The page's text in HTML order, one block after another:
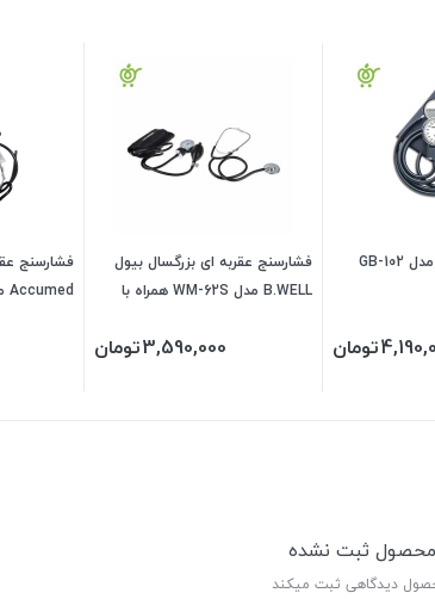
فشارسنج عقربه ای مدل GB-102
تومان
فشارسنج عقربه ای بزرگسال بیول
B.WELL مدل WM-62S همراه با
3,590,000تومان
فشارسنج
Accumed مدل KJ-106
محصول ثبت نشده
دیدگاهی ثبت میکند